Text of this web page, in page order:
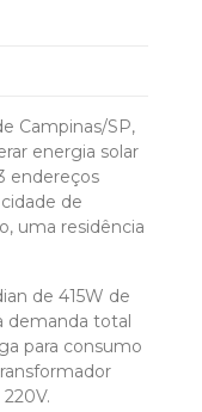
Campinas/SP,
energia solar
endereços
de
uma residência
de 415W de
demanda total
para consumo